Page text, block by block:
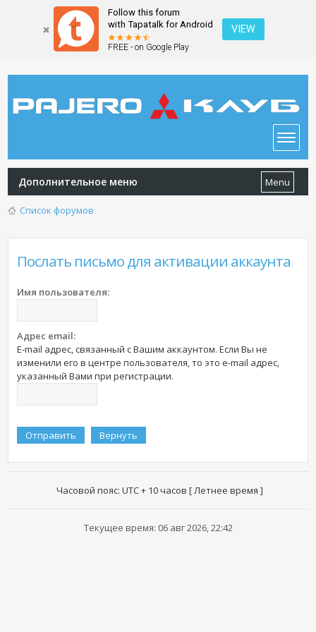
Follow this forum
with Tapatalk for Android
FREE - on Google Play
VIEW
Дополнительное меню Menu
Список форумов
Послать письмо для активации аккаунта
Имя пользователя:
Адрес email:
E-mail адрес, связанный с Вашим аккаунтом. Если Вы не
изменили его в центре пользователя, то это e-mail адрес,
указанный Вами при регистрации.
Часовой пояс: UTC + 10 часов [ Летнее время ]
Текущее время: 06 авг 2026, 22:42